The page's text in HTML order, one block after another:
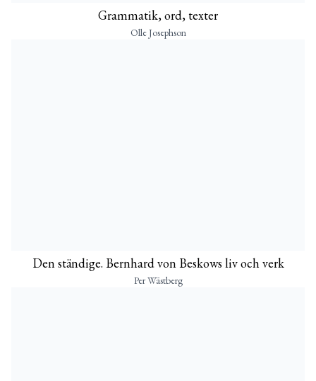
Grammatik, ord, texter
Olle Josephson
Den ständige. Bernhard von Beskows liv och verk
Per Wästberg